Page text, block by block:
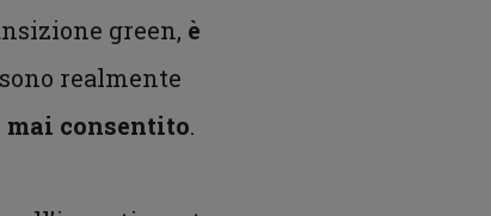
green, è
realmente
mai consentito.